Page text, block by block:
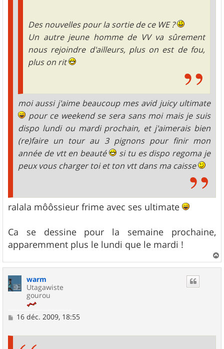
Des nouvelles pour la sortie de ce WE ?
Un autre jeune homme de VV va sûrement
nous rejoindre d'ailleurs, plus on est de fou,
plus on rit
moi aussi j'aime beaucoup mes avid juicy ultimate
pour ce weekend se sera sans moi mais je suis
dispo lundi ou mardi prochain, et j'aimerais bien
(re)faire un tour au 3 pignons pour finir mon
année de vtt en beauté
si tu es dispo regoma je
peux vous charger toi et ton vtt dans ma caisse
ralala môôssieur frime avec ses ultimate
Ca se dessine pour la semaine prochaine,
apparemment plus le lundi que le mardi !
a
warm
Utagawiste
gourou
M16 déc. 2009, 18:55